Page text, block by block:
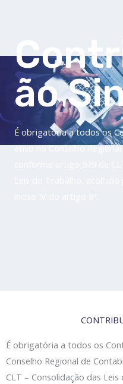
Convênios
Vagas/
Cursos
Links
ão
É obrigatória a todos os
ativo no Conselho
É obrigatória a todos os
Conselho Regional de
CLT – Consolidação das